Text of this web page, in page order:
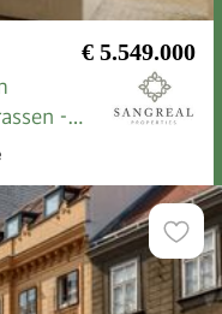
€ 5.549.000
-